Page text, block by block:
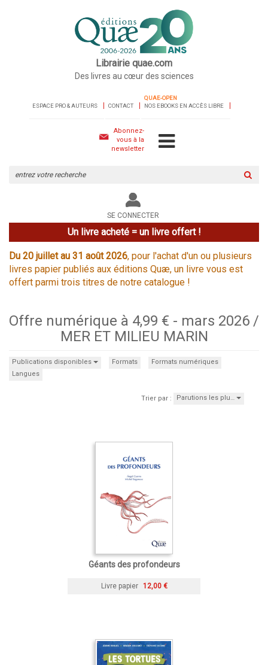
Librairie quae.com
Des livres au cœur des sciences
ESPACE PRO & AUTEURS CONTACT
QUAE-OPEN
NOS EBOOKS EN ACCÈS LIBRE
Abonnez-
vous à la
newsletter
le
site
SE CONNECTER
Un livre acheté = un livre offert !
Du 20 juillet au 31 août 2026, pour l'achat d'un ou plusieurs
livres papier publiés aux éditions Quæ, un livre vous est
offert parmi trois titres de notre catalogue !
Offre numérique à 4,99 € - mars 2026 /
MER ET MILIEU MARIN
Publications disponibles Formats
Formats numériques
Langues
Trier par : Parutions les plu…
Géants des profondeurs
Livre papier 12,00 €